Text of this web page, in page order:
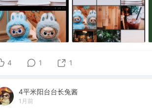
4 1 1
4平米阳台台长兔酱
1月前